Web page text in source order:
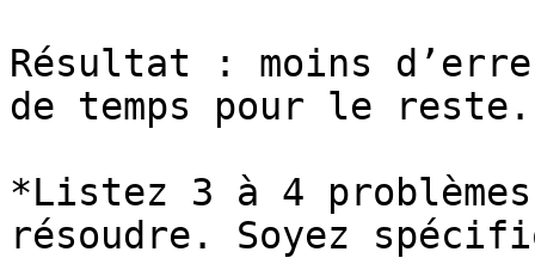
Résultat : moins
de temps pour le reste.
*Listez 3 à 4
résoudre. Soyez